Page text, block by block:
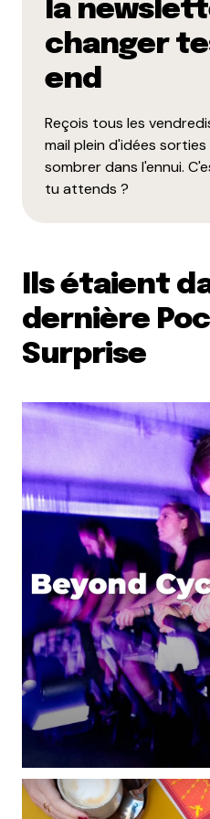
Merci pour l’article !
Répondre
Pour nous ô passionnés
l’éternel l’idée est
pâte est vraiment
26 février 2016 à 12 h 31 min
Répondre
testé dernièrement grâce
l’accueil fut juste top avec
franchement je ne
LE PRODUIT ? pas mal
de la pâte et avec les
régal ( nous avions opté
classiques plus une pour
donc rapport qualité prix
12 juin 2016 à 22 h 41 min
Répondre
Votre adresse e-mail ne
champs obligatoires sont
E-mail*
Prévenez-moi de tous les
par e-mail.
la
changer
end
Reçois tous les
mail plein d'idées
sombrer dans l'ennui.
tu attends ?
Ils étaient
dernière
Surprise